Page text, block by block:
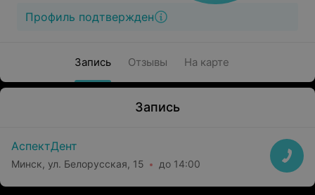
Профиль подтвержден
Запись Отзывы На карте
Запись
АспектДент
Минск, ул. Белорусская, 15 до 14:00